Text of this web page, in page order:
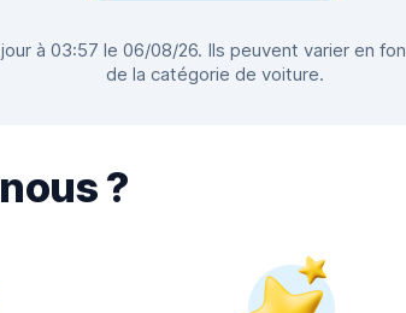
à 03:57 le 06/08/26. Ils peuvent varier en
de la catégorie de voiture.
?